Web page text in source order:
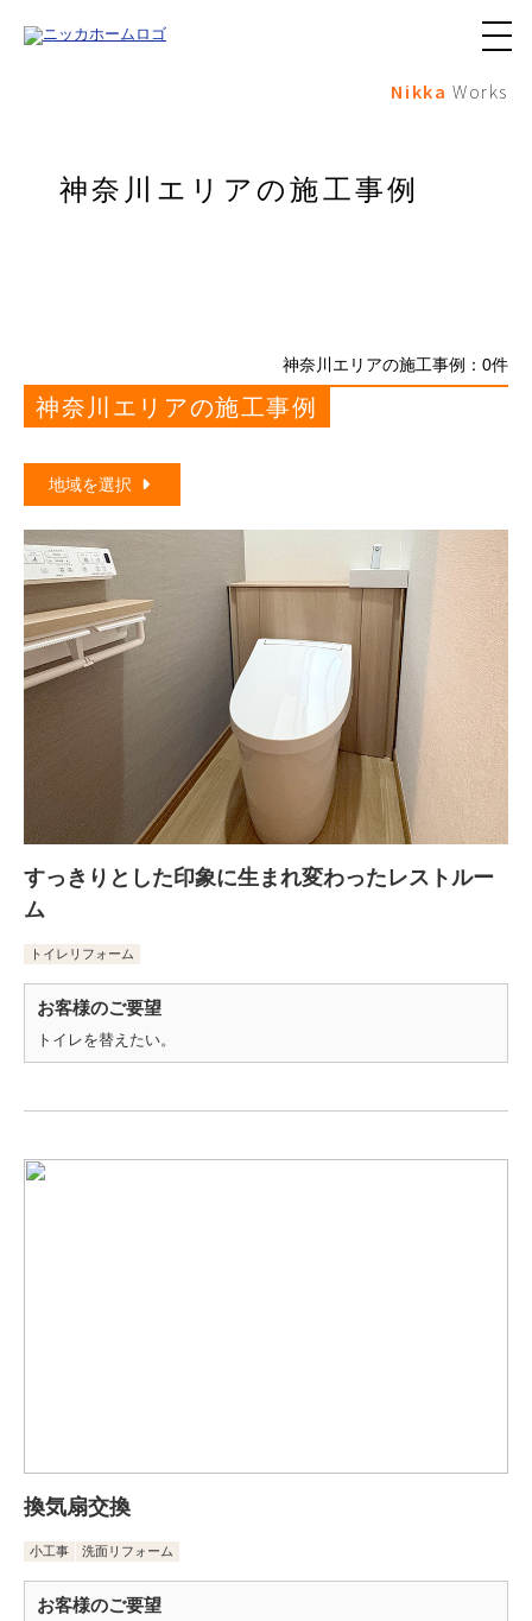
メ
ュ
Nikka Works
神奈川エリアの施工事例
神奈川エリアの施工事例： 0件
神奈川エリアの施工事例
地域を選択
すっきりとした印象に生まれ変わったレストルー
ム
トイレリフォーム
お客様のご要望
トイレを替えたい。
換気扇交換
小工事 洗面リフォーム
お客様のご要望